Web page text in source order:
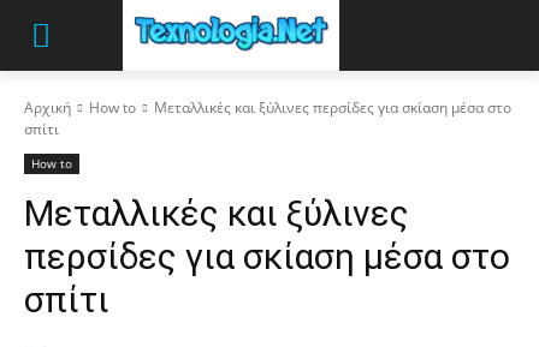
Αρχική How to
Μεταλλικές και ξύλινες περσίδες για σκίαση μέσα στο
σπίτι
How to
Μεταλλικές και ξύλινες
περσίδες για σκίαση μέσα στο
σπίτι